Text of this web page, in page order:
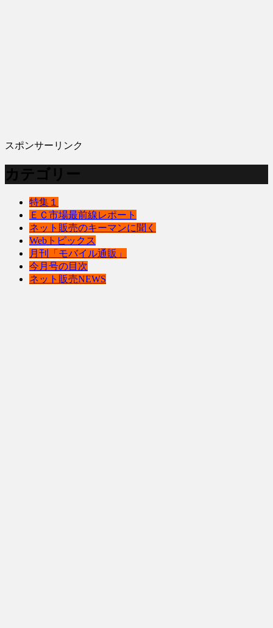
スポンサーリンク
カテゴリー
特集１
ＥＣ市場最前線レポート
ネット販売のキーマンに聞く
Webトピックス
月刊「モバイル通販」
今月号の目次
ネット販売NEWS